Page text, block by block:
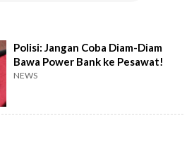
Polisi: Jangan Coba Diam-Diam
Bawa Power Bank ke Pesawat!
NEWS